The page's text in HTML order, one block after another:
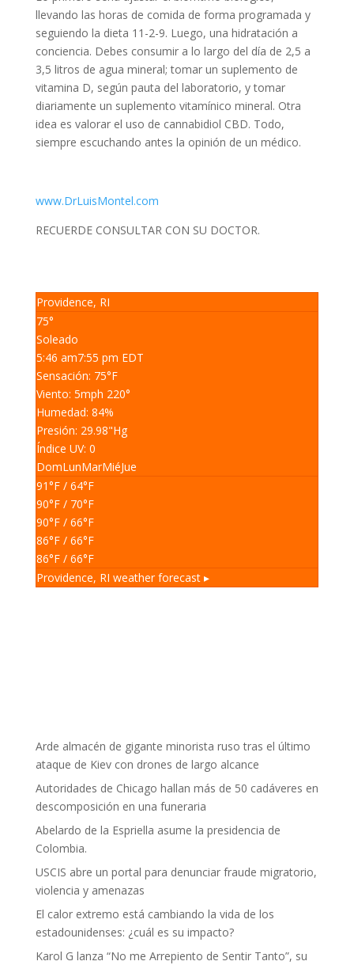
llevando las horas de comida de forma programada y
seguiendo la dieta 11-2-9. Luego, una hidratación a
conciencia. Debes consumir a lo largo del día de 2,5 a
3,5 litros de agua mineral; tomar un suplemento de
vitamina D, según pauta del laboratorio, y tomar
diariamente un suplemento vitamínico mineral. Otra
idea es valorar el uso de cannabidiol CBD. Todo,
siempre escuchando antes la opinión de un médico.
www.DrLuisMontel.com
RECUERDE CONSULTAR CON SU DOCTOR.
Providence, RI
75°
Soleado
5:46 am7:55 pm EDT
Sensación: 75°F
Viento: 5mph 220°
Humedad: 84%
Presión: 29.98"Hg
Índice UV: 0
DomLunMarMiéJue
91°F/ 64°F
90°F/ 70°F
90°F/ 66°F
86°F/ 66°F
86°F/ 66°F
Providence, RI weather forecast ▸
Arde almacén de gigante minorista ruso tras el último
ataque de Kiev con drones de largo alcance
Autoridades de Chicago hallan más de 50 cadáveres en
descomposición en una funeraria
Abelardo de la Espriella asume la presidencia de
Colombia.
USCIS abre un portal para denunciar fraude migratorio,
violencia y amenazas
El calor extremo está cambiando la vida de los
estadounidenses: ¿cuál es su impacto?
Karol G lanza “No me Arrepiento de Sentir Tanto”, su